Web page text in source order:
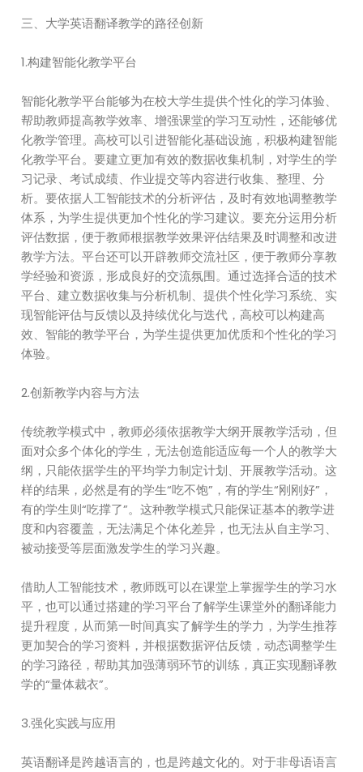
三、大学英语翻译教学的路径创新
1.构建智能化教学平台
智能化教学平台能够为在校大学生提供个性化的学习体验、
帮助教师提高教学效率、增强课堂的学习互动性，还能够优
化教学管理。高校可以引进智能化基础设施，积极构建智能
化教学平台。要建立更加有效的数据收集机制，对学生的学
习记录、考试成绩、作业提交等内容进行收集、整理、分
析。要依据人工智能技术的分析评估，及时有效地调整教学
体系，为学生提供更加个性化的学习建议。要充分运用分析
评估数据，便于教师根据教学效果评估结果及时调整和改进
教学方法。平台还可以开辟教师交流社区，便于教师分享教
学经验和资源，形成良好的交流氛围。通过选择合适的技术
平台、建立数据收集与分析机制、提供个性化学习系统、实
现智能评估与反馈以及持续优化与迭代，高校可以构建高
效、智能的教学平台，为学生提供更加优质和个性化的学习
体验。
2.创新教学内容与方法
传统教学模式中，教师必须依据教学大纲开展教学活动，但
面对众多个体化的学生，无法创造能适应每一个人的教学大
纲，只能依据学生的平均学力制定计划、开展教学活动。这
样的结果，必然是有的学生“吃不饱”，有的学生“刚刚好”，
有的学生则“吃撑了”。这种教学模式只能保证基本的教学进
度和内容覆盖，无法满足个体化差异，也无法从自主学习、
被动接受等层面激发学生的学习兴趣。
借助人工智能技术，教师既可以在课堂上掌握学生的学习水
平，也可以通过搭建的学习平台了解学生课堂外的翻译能力
提升程度，从而第一时间真实了解学生的学力，为学生推荐
更加契合的学习资料，并根据数据评估反馈，动态调整学生
的学习路径，帮助其加强薄弱环节的训练，真正实现翻译教
学的“量体裁衣”。
3.强化实践与应用
英语翻译是跨越语言的，也是跨越文化的。对于非母语语言